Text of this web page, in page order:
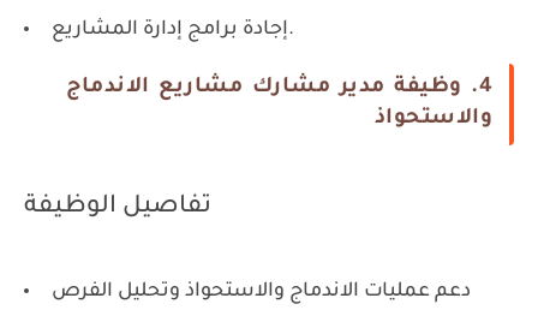
إجادة برامج إدارة المشاريع.
4. وظيفة مدير مشارك مشاريع الاندماج
والاستحواذ
تفاصيل الوظيفة
دعم عمليات الاندماج والاستحواذ وتحليل الفرص